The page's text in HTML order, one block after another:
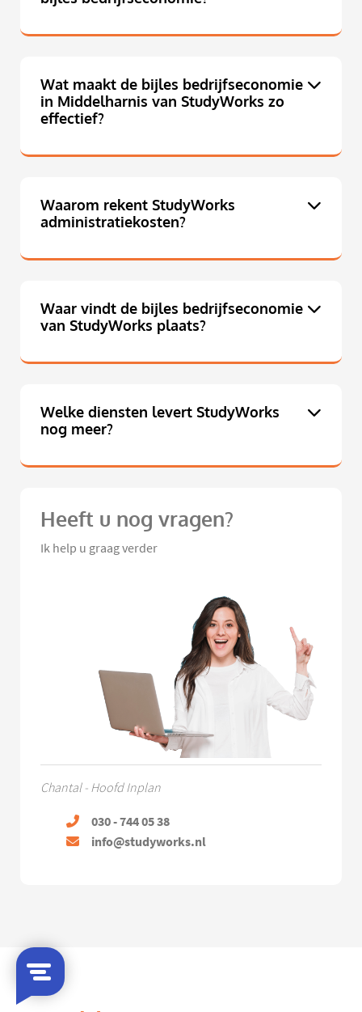
Wat maakt de bijles bedrijfseconomie
in Middelharnis van StudyWorks zo
effectief?
Waarom rekent StudyWorks
administratiekosten?
Waar vindt de bijles bedrijfseconomie
van StudyWorks plaats?
Welke diensten levert StudyWorks
nog meer?
Heeft u nog vragen?
Ik help u graag verder
Chantal - Hoofd Inplan
030 - 744 05 38
info@studyworks.nl